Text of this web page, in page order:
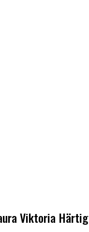
Viktoria Härtig